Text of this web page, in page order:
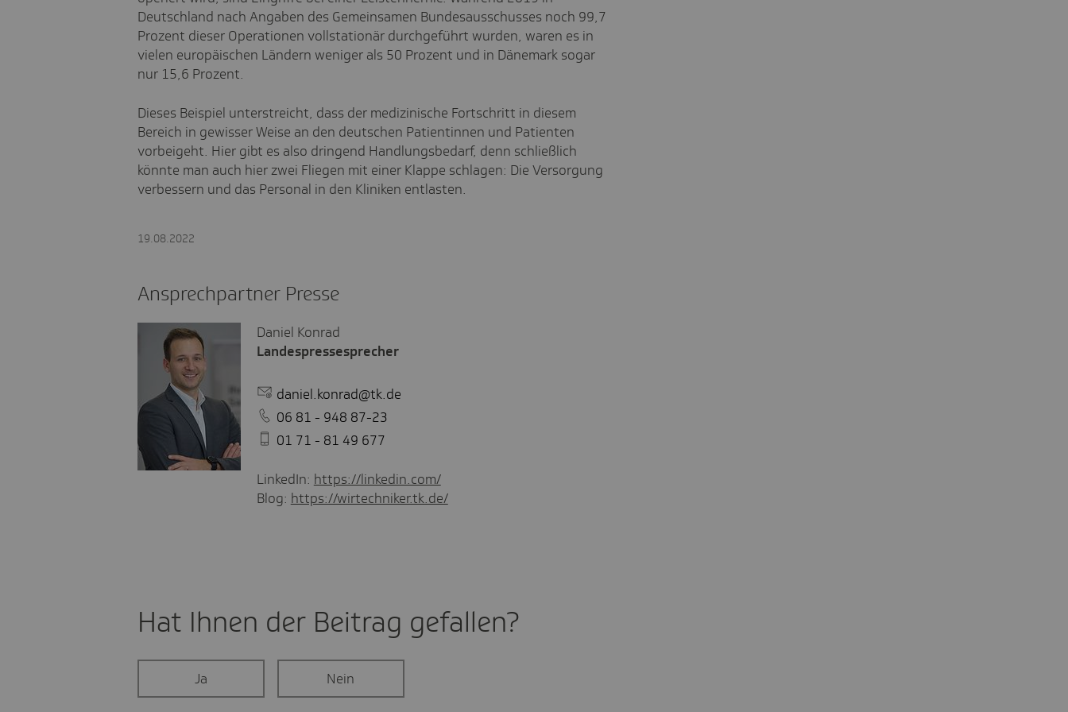
Deutschland nach Angaben des Gemeinsamen Bundesausschusses noch 99,7
Prozent dieser Operationen vollstationär durchgeführt wurden, waren es in
vielen europäischen Ländern weniger als 50 Prozent und in Dänemark sogar
nur 15,6 Prozent.
Dieses Beispiel unterstreicht, dass der medizinische Fortschritt in diesem
Bereich in gewisser Weise an den deutschen Patientinnen und Patienten
vorbeigeht. Hier gibt es also dringend Handlungsbedarf, denn schließlich
könnte man auch hier zwei Fliegen mit einer Klappe schlagen: Die Versorgung
verbessern und das Personal in den Kliniken entlasten.
19.08.2022
Ansprechpartner Presse
Daniel Konrad
Landespressesprecher
daniel.konrad@tk.de
06 81 - 948 87-23
01 71 - 81 49 677
LinkedIn: https://linkedin.com/
Blog: https://wirtechniker.tk.de/
Hat Ihnen der Beitrag gefal­len?
Ja Nein